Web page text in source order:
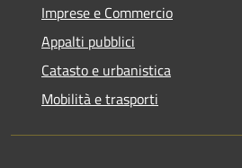
Imprese e Commercio
Appalti pubblici
Catasto e urbanistica
Mobilità e trasporti